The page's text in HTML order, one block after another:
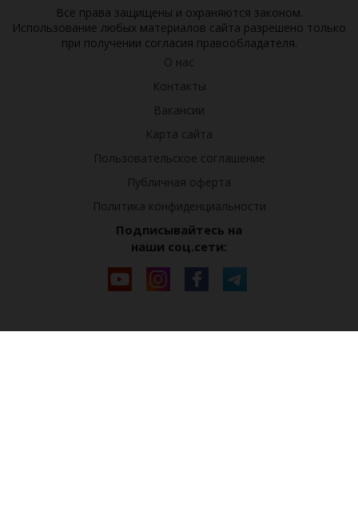
Все права защищены и охраняются законом.
Использование любых материалов сайта разрешено только
при получении согласия правообладателя.
О нас
Контакты
Вакансии
Карта сайта
Пользовательское соглашение
Публичная оферта
Политика конфиденциальности
Подписывайтесь на
наши соц.сети: